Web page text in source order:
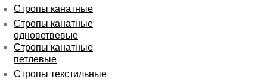
Стропы канатные
Стропы канатные
одноветвевые
Стропы канатные
петлевые
Стропы текстильные